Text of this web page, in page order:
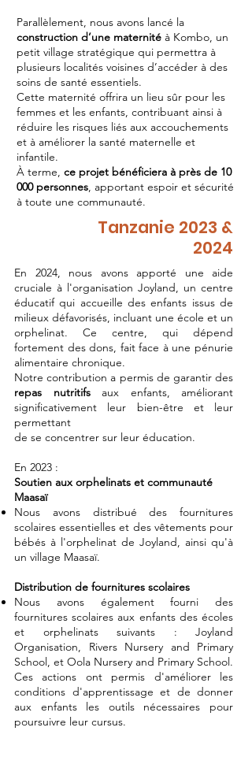
Parallèlement, nous avons lancé la
construction d’une maternité à Kombo, un
petit village stratégique qui permettra à
plusieurs localités voisines d’accéder à des
soins de santé essentiels.
Cette maternité offrira un lieu sûr pour les
femmes et les enfants, contribuant ainsi à
réduire les risques liés aux accouchements
et à améliorer la santé maternelle et
infantile.
À terme, ce projet bénéficiera à près de 10
000 personnes, apportant espoir et sécurité
à toute une communauté.
Tanzanie 2023 &
2024
En 2024, nous avons apporté une aide
cruciale à l'organisation Joyland, un centre
éducatif qui accueille des enfants issus de
milieux défavorisés, incluant une école et un
orphelinat. Ce centre, qui dépend
fortement des dons, fait face à une pénurie
alimentaire chronique.
Notre contribution a permis de garantir des
repas nutritifsaux enfants, améliorant
significativement leur bien-être et leur
permettant
de se concentrer sur leur éducation.
En 2023 :
Soutien aux orphelinats et communauté
Maasaï
Nous avons distribué des fournitures
scolaires essentielles et des vêtements pour
bébés à l'orphelinat de Joyland, ainsi qu'à
un village Maasaï.
Distribution de fournitures scolaires
Nous avons également fourni des
fournitures scolaires aux enfants des écoles
et orphelinats suivants : Joyland
Organisation, Rivers Nursery and Primary
School, et Oola Nursery and Primary School.
Ces actions ont permis d'améliorer les
conditions d'apprentissage et de donner
aux enfants les outils nécessaires pour
poursuivre leur cursus.